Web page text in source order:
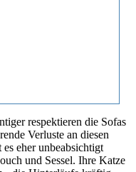
respektieren die Sofas
Verluste an diesen
eher unbeabsichtigt
und Sessel. Ihre Katze